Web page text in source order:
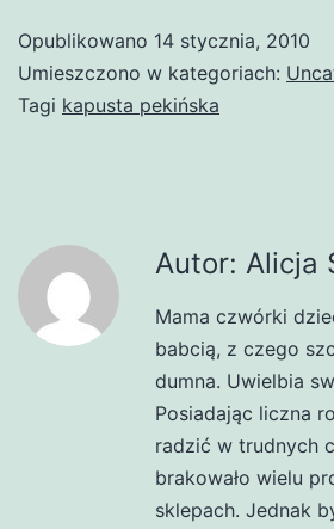
Opublikowano 14 stycznia, 2010
Umieszczono w kategoriach:
Tagi kapusta pekińska
Autor: Alicja
Mama czwórki
babcią, z czego
dumna. Uwielbia
Posiadając liczna
radzić w trudnych
brakowało wielu
sklepach. Jednak